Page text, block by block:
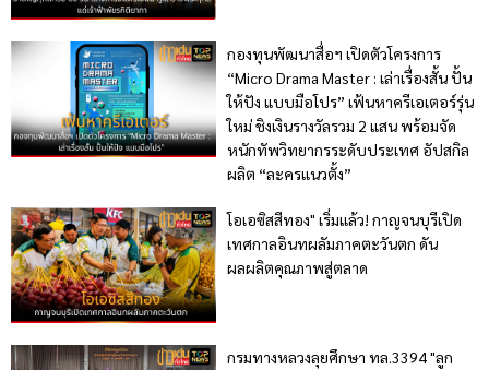
กองทุนพัฒนาสื่อฯ เปิดตัวโครงการ
“Micro Drama Master : เล่าเรื่องสั้น ปั้น
ให้ปัง แบบมือโปร” เฟ้นหาครีเอเตอร์รุ่น
ใหม่ ชิงเงินรางวัลรวม 2 แสน พร้อมจัด
หนักทัพวิทยากรระดับประเทศ อัปสกิล
ผลิต “ละครแนวตั้ง”
โอเอซิสสีทอง" เริ่มแล้ว! กาญจนบุรีเปิด
เทศกาลอินทผลัมภาคตะวันตก ดัน
ผลผลิตคุณภาพสู่ตลาด
กรมทางหลวงลุยศึกษา ทล.3394 "ลูก